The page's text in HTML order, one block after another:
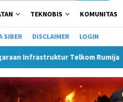
TEKNOBIS KOMUNITAS
SIBER DISCLAIMER LOGIN
Rumija Plt Bupati Hendri